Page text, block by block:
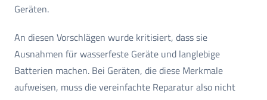
Geräten.
An diesen Vorschlägen wurde kritisiert, dass sie
Ausnahmen für wasserfeste Geräte und langlebige
Batterien machen. Bei Geräten, die diese Merkmale
aufweisen, muss die vereinfachte Reparatur also nicht